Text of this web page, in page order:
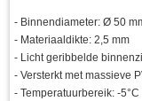
- Binnendiameter: Ø 50
- Materiaaldikte: 2,5 mm
- Licht geribbelde
- Versterkt met massieve
- Temperatuurbereik: -5°C